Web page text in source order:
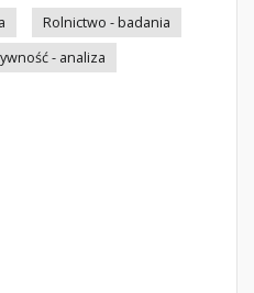
Rolnictwo - badania
- analiza